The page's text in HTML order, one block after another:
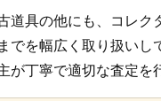
道具の他にも、コレク
でを幅広く取り扱いし
が丁寧で適切な査定を